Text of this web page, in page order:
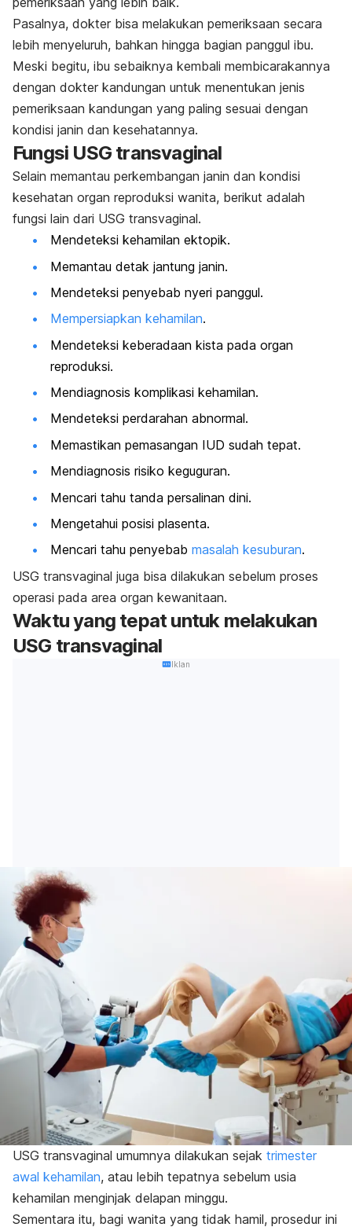
Pasalnya, dokter bisa melakukan pemeriksaan secara
lebih menyeluruh, bahkan hingga bagian panggul ibu.
Meski begitu, ibu sebaiknya kembali membicarakannya
dengan dokter kandungan untuk menentukan jenis
pemeriksaan kandungan yang paling sesuai dengan
kondisi janin dan kesehatannya.
Fungsi USG transvaginal
Selain memantau perkembangan janin dan kondisi
kesehatan organ reproduksi wanita, berikut adalah
fungsi lain dari USG transvaginal.
Mendeteksi kehamilan ektopik.
Memantau detak jantung janin.
Mendeteksi penyebab nyeri panggul.
Mempersiapkan kehamilan.
Mendeteksi keberadaan kista pada organ
reproduksi.
Mendiagnosis komplikasi kehamilan.
Mendeteksi perdarahan abnormal.
Memastikan pemasangan IUD sudah tepat.
Mendiagnosis risiko keguguran.
Mencari tahu tanda persalinan dini.
Mengetahui posisi plasenta.
Mencari tahu penyebab masalah kesuburan.
USG transvaginal juga bisa dilakukan sebelum proses
operasi pada area organ kewanitaan.
Waktu yang tepat untuk melakukan
USG transvaginal
Iklan
USG transvaginal umumnya dilakukan sejak trimester
awal kehamilan, atau lebih tepatnya sebelum usia
kehamilan menginjak delapan minggu.
Sementara itu, bagi wanita yang tidak hamil, prosedur ini